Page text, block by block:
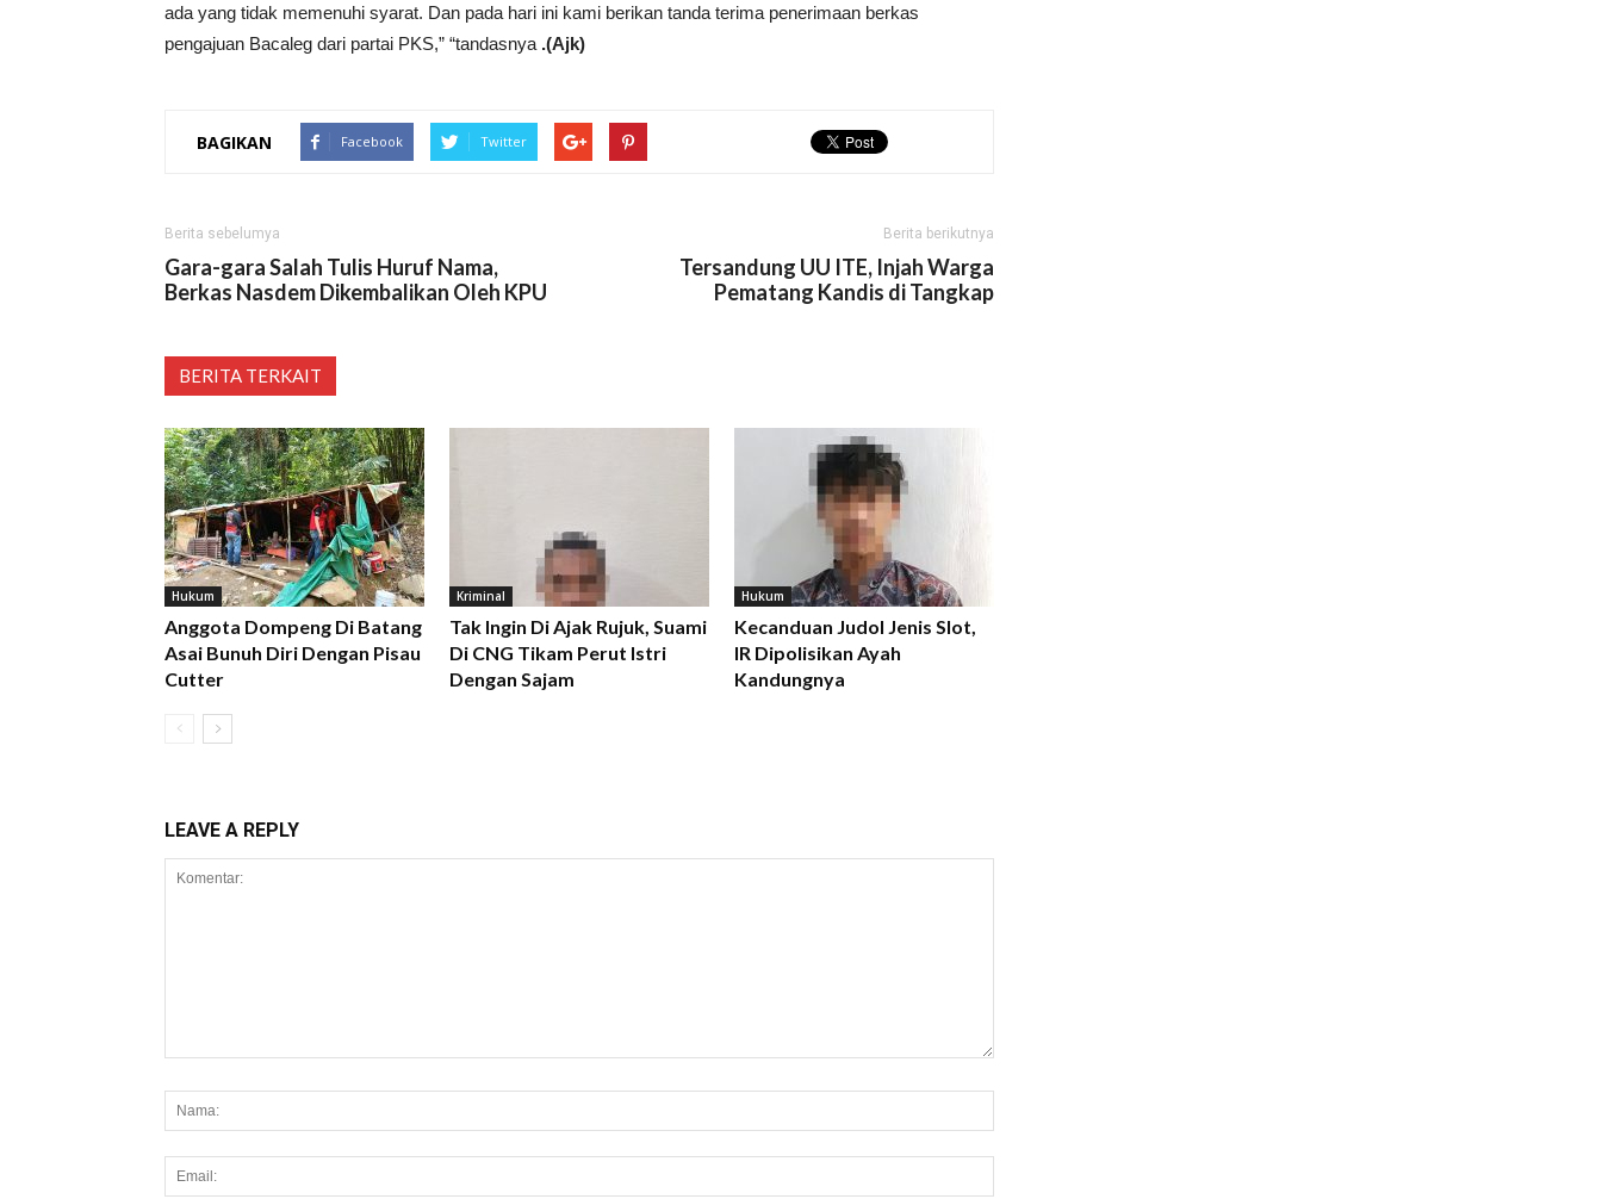
ada yang tidak memenuhi syarat. Dan pada hari ini kami berikan tanda terima penerimaan berkas
pengajuan Bacaleg dari partai PKS,” “tandasnya .(Ajk)
BAGIKAN Facebook Twitter
Berita sebelumya
Gara-gara Salah Tulis Huruf Nama,
Berkas Nasdem Dikembalikan Oleh KPU
Berita berikutnya
Tersandung UU ITE, Injah Warga
Pematang Kandis di Tangkap
BERITA TERKAIT
Hukum
Anggota Dompeng Di Batang
Asai Bunuh Diri Dengan Pisau
Cutter
Kriminal
Tak Ingin Di Ajak Rujuk, Suami
Di CNG Tikam Perut Istri
Dengan Sajam
Hukum
Kecanduan Judol Jenis Slot,
IR Dipolisikan Ayah
Kandungnya
LEAVE A REPLY